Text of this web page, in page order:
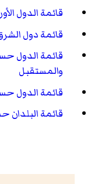
قائمة الدول
قائمة دول
قائمة الدول
والمستقبل
قائمة الدول
قائمة البلدان